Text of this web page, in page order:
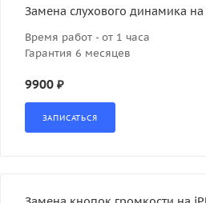
Замена слухового динамика
Время работ - от 1 часа
Гарантия 6 месяцев
9900 ₽